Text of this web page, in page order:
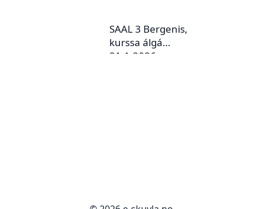
SAAL 3 Bergenis,
kurssa álgá
21.1.2026.